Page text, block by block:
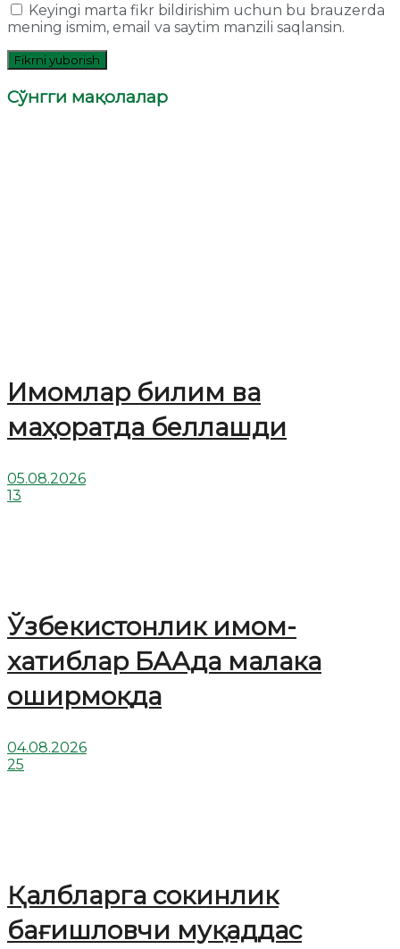
Keyingi marta fikr bildirishim uchun bu brauzerda
mening ismim, email va saytim manzili saqlansin.
Сўнгги мақолалар
Имомлар билим ва
маҳоратда беллашди
05.08.2026
13
Ўзбекистонлик имом-
хатиблар БААда малака
оширмоқда
04.08.2026
25
Қалбларга сокинлик
бағишловчи муқаддас